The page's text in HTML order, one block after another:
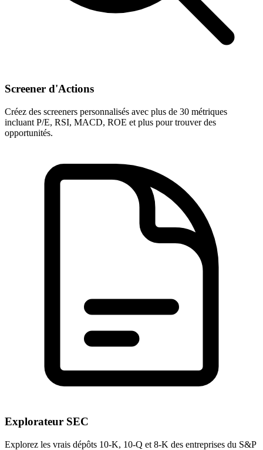
Screener d'Actions
Créez des screeners personnalisés avec plus de 30 métriques
incluant P/E, RSI, MACD, ROE et plus pour trouver des
opportunités.
Explorateur SEC
Explorez les vrais dépôts 10-K, 10-Q et 8-K des entreprises du S&P